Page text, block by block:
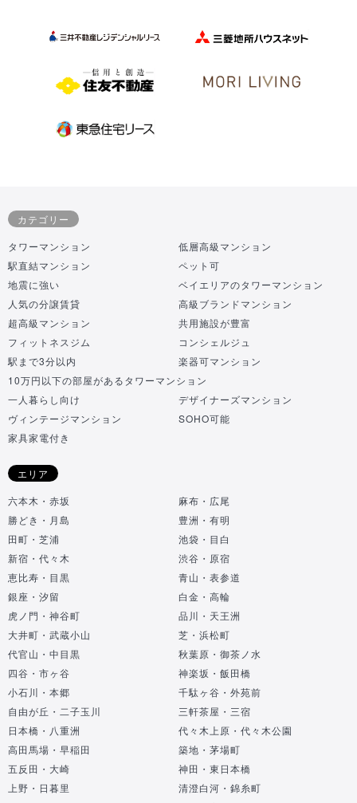
カテゴリー
タワーマンション
低層高級マンション
駅直結マンション
ペット可
地震に強い
ベイエリアのタワーマンション
人気の分譲賃貸
高級ブランドマンション
超高級マンション
共用施設が豊富
フィットネスジム
コンシェルジュ
駅まで3分以内
楽器可マンション
10万円以下の部屋があるタワーマンション
一人暮らし向け
デザイナーズマンション
ヴィンテージマンション
SOHO可能
家具家電付き
エリア
六本木・赤坂
麻布・広尾
勝どき・月島
豊洲・有明
田町・芝浦
池袋・目白
新宿・代々木
渋谷・原宿
恵比寿・目黒
青山・表参道
銀座・汐留
白金・高輪
虎ノ門・神谷町
品川・天王洲
大井町・武蔵小山
芝・浜松町
代官山・中目黒
秋葉原・御茶ノ水
四谷・市ヶ谷
神楽坂・飯田橋
小石川・本郷
千駄ヶ谷・外苑前
自由が丘・二子玉川
三軒茶屋・三宿
日本橋・八重洲
代々木上原・代々木公園
高田馬場・早稲田
築地・茅場町
五反田・大崎
神田・東日本橋
上野・日暮里
清澄白河・錦糸町